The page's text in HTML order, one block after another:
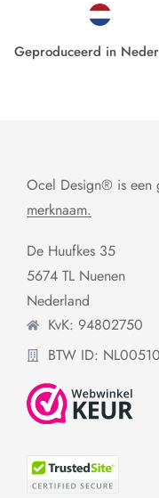
Geproduceerd in
Ocel Design® is een
merknaam.
De Huufkes 35
5674 TL Nuenen
Nederland
KvK: 94802750
BTW ID: